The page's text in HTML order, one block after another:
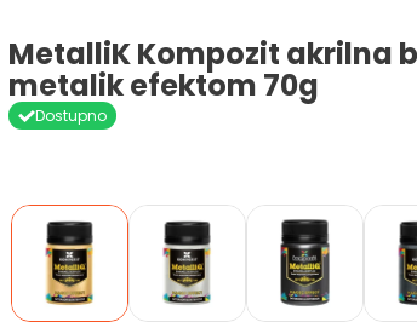
MetalliK Kompozit akrilna
metalik efektom 70g
Dostupno